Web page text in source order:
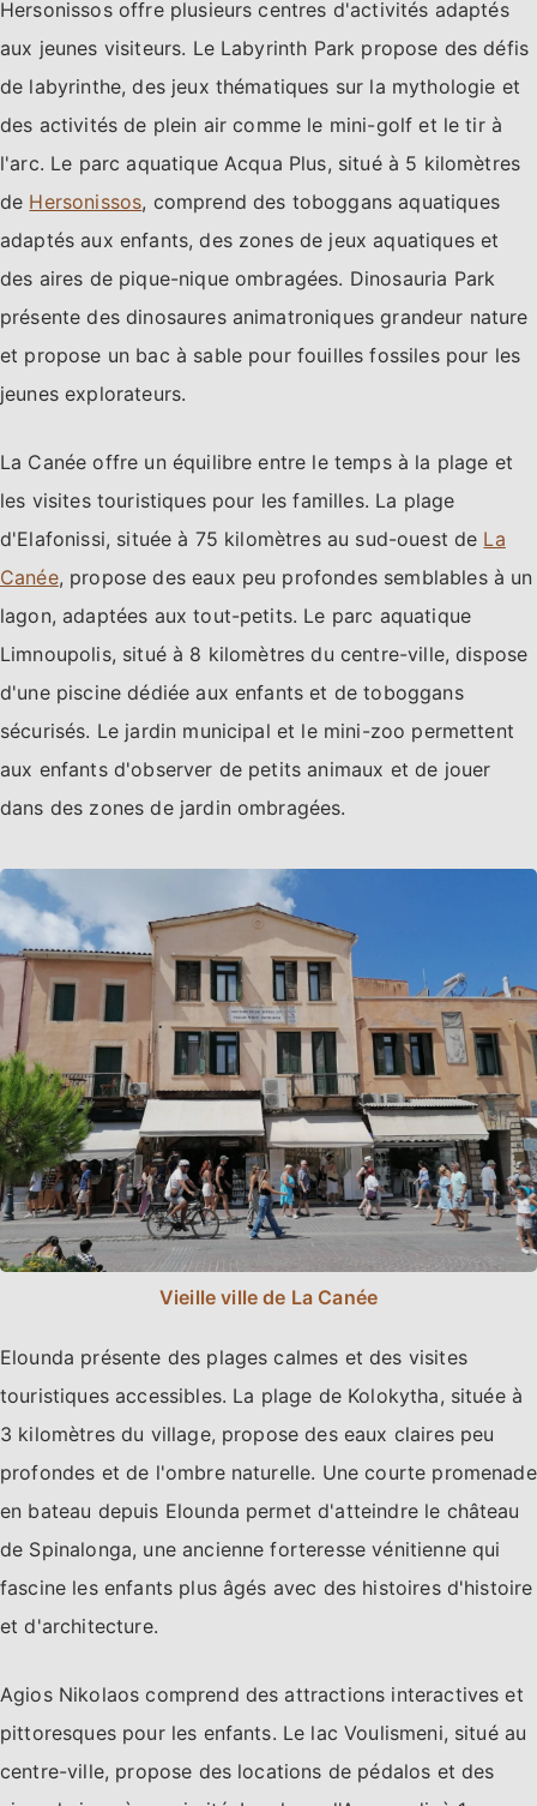
Hersonissos offre plusieurs centres d'activités adaptés
aux jeunes visiteurs. Le Labyrinth Park propose des défis
de labyrinthe, des jeux thématiques sur la mythologie et
des activités de plein air comme le mini-golf et le tir à
l'arc. Le parc aquatique Acqua Plus, situé à 5 kilomètres
de Hersonissos, comprend des toboggans aquatiques
adaptés aux enfants, des zones de jeux aquatiques et
des aires de pique-nique ombragées. Dinosauria Park
présente des dinosaures animatroniques grandeur nature
et propose un bac à sable pour fouilles fossiles pour les
jeunes explorateurs.
La Canée offre un équilibre entre le temps à la plage et
les visites touristiques pour les familles. La plage
d'Elafonissi, située à 75 kilomètres au sud-ouest de La
Canée, propose des eaux peu profondes semblables à un
lagon, adaptées aux tout-petits. Le parc aquatique
Limnoupolis, situé à 8 kilomètres du centre-ville, dispose
d'une piscine dédiée aux enfants et de toboggans
sécurisés. Le jardin municipal et le mini-zoo permettent
aux enfants d'observer de petits animaux et de jouer
dans des zones de jardin ombragées.
Vieille ville de La Canée
Elounda présente des plages calmes et des visites
touristiques accessibles. La plage de Kolokytha, située à
3 kilomètres du village, propose des eaux claires peu
profondes et de l'ombre naturelle. Une courte promenade
en bateau depuis Elounda permet d'atteindre le château
de Spinalonga, une ancienne forteresse vénitienne qui
fascine les enfants plus âgés avec des histoires d'histoire
et d'architecture.
Agios Nikolaos comprend des attractions interactives et
pittoresques pour les enfants. Le lac Voulismeni, situé au
centre-ville, propose des locations de pédalos et des